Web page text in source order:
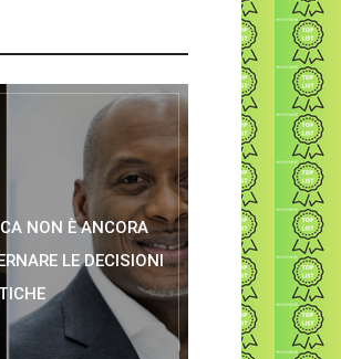
NON È ANCORA
LE DECISIONI